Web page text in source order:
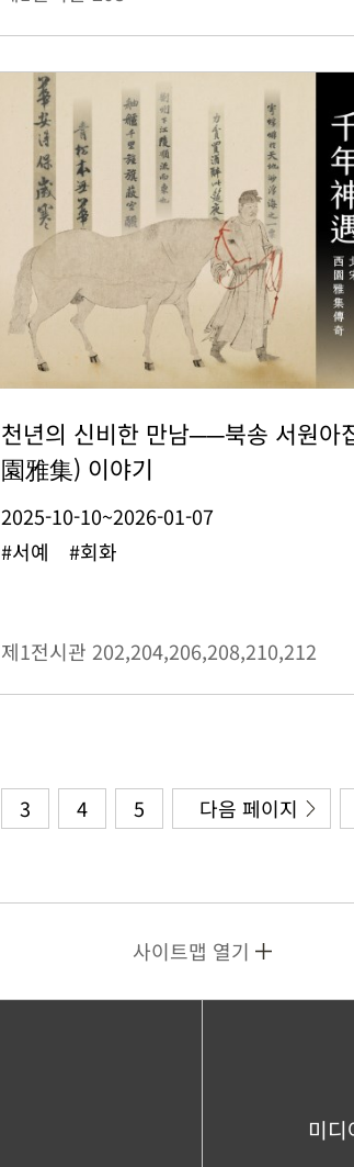
천년의 신비한 만남──북송 서원아
園雅集) 이야기
2025-10-10~2026-01-07
#서예 #회화
제1전시관 202,204,206,208,210,212
3 4 5 다음 페이지
사이트맵 열기
미